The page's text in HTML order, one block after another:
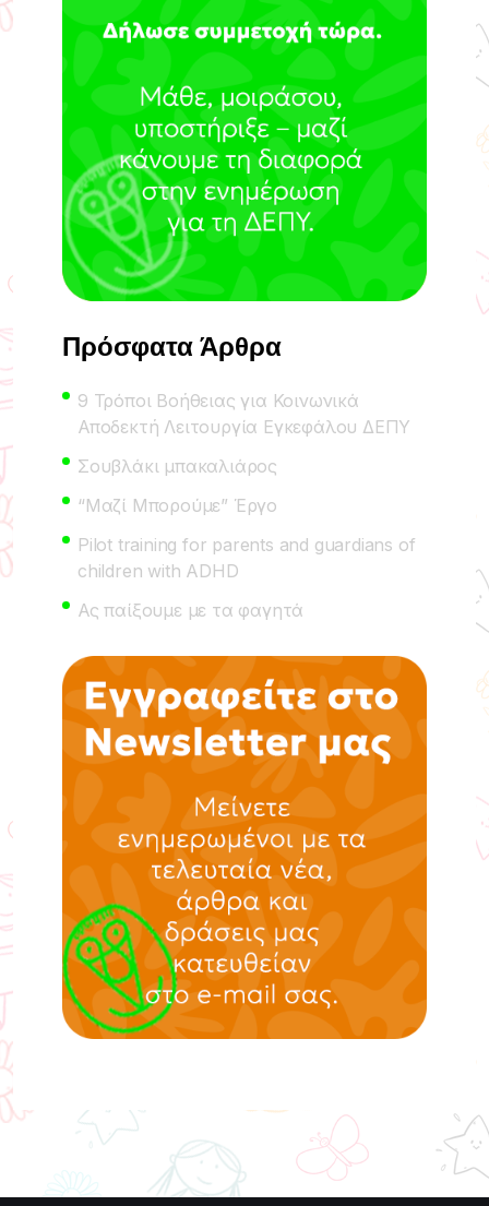
Πρόσφατα Άρθρα
9 Τρόποι Βοήθειας για Κοινωνικά
Αποδεκτή Λειτουργία Εγκεφάλου ΔΕΠΥ
Σουβλάκι μπακαλιάρος
“Μαζί Μπορούμε” Έργο
Pilot training for parents and guardians of
children with ADHD
Ας παίξουμε με τα φαγητά